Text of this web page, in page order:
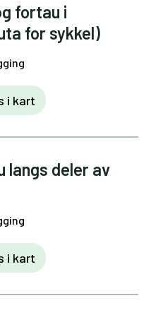
fortau i
for sykkel)
i kart
langs deler av
i kart